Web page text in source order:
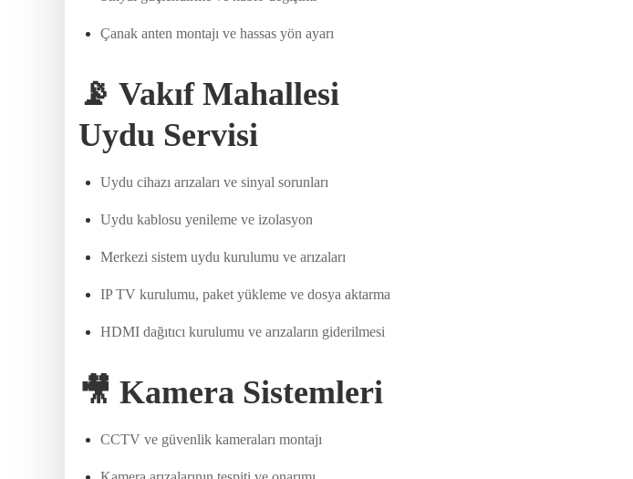
Çanak anten montajı ve hassas yön ayarı
📡 Vakıf Mahallesi
Uydu Servisi
Uydu cihazı arızaları ve sinyal sorunları
Uydu kablosu yenileme ve izolasyon
Merkezi sistem uydu kurulumu ve arızaları
IP TV kurulumu, paket yükleme ve dosya aktarma
HDMI dağıtıcı kurulumu ve arızaların giderilmesi
🎥 Kamera Sistemleri
CCTV ve güvenlik kameraları montajı